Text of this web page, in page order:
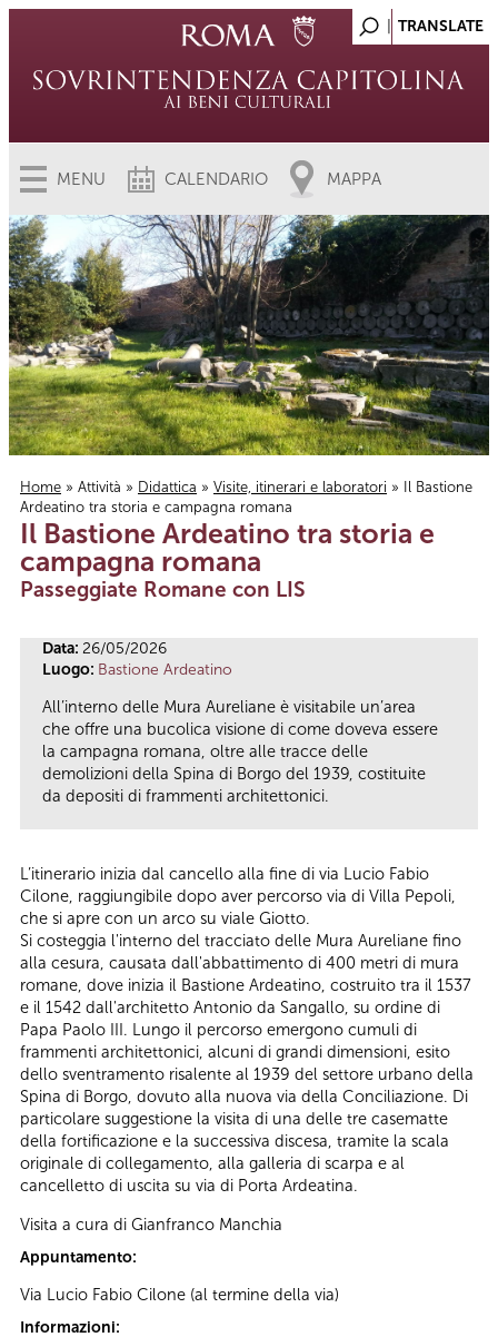
MENU CALENDARIO MAPPA
Tu sei qui
Home » Attività » Didattica » Visite, itinerari e laboratori » Il Bastione
Ardeatino tra storia e campagna romana
Il Bastione Ardeatino tra storia e
campagna romana
Passeggiate Romane con LIS
Data: 26/05/2026
Luogo: Bastione Ardeatino
All’interno delle Mura Aureliane è visitabile un’area
che offre una bucolica visione di come doveva essere
la campagna romana, oltre alle tracce delle
demolizioni della Spina di Borgo del 1939, costituite
da depositi di frammenti architettonici.
L’itinerario inizia dal cancello alla fine di via Lucio Fabio
Cilone, raggiungibile dopo aver percorso via di Villa Pepoli,
che si apre con un arco su viale Giotto.
Si costeggia l'interno del tracciato delle Mura Aureliane fino
alla cesura, causata dall'abbattimento di 400 metri di mura
romane, dove inizia il Bastione Ardeatino, costruito tra il 1537
e il 1542 dall'architetto Antonio da Sangallo, su ordine di
Papa Paolo III. Lungo il percorso emergono cumuli di
frammenti architettonici, alcuni di grandi dimensioni, esito
dello sventramento risalente al 1939 del settore urbano della
Spina di Borgo, dovuto alla nuova via della Conciliazione. Di
particolare suggestione la visita di una delle tre casematte
della fortificazione e la successiva discesa, tramite la scala
originale di collegamento, alla galleria di scarpa e al
cancelletto di uscita su via di Porta Ardeatina.
Visita a cura di Gianfranco Manchia
Appuntamento:
Via Lucio Fabio Cilone (al termine della via)
Informazioni: